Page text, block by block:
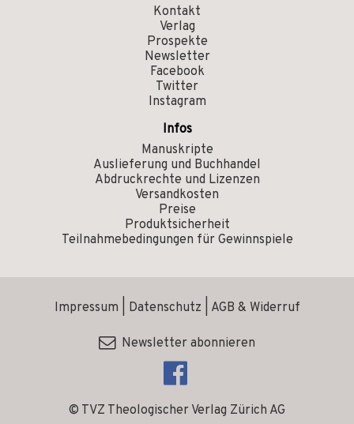
Kontakt
Verlag
Prospekte
Newsletter
Facebook
Twitter
Instagram
Infos
Manuskripte
Auslieferung und Buchhandel
Abdruckrechte und Lizenzen
Versandkosten
Preise
Produktsicherheit
Teilnahmebedingungen für Gewinnspiele
© TVZ Theologischer Verlag Zürich AG
Impressum Datenschutz AGB & Widerruf
Newsletter abonnieren